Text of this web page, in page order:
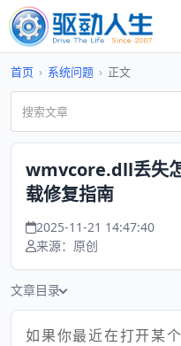
首页 › 系统问题 › 正文
wmvcore.dll丢失
载修复指南
2025-11-21 14:47:40
来源：原创
文章目录
如果你最近在打开某